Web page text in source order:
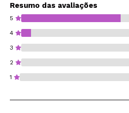
Resumo das avaliações
5
4
3
2
1